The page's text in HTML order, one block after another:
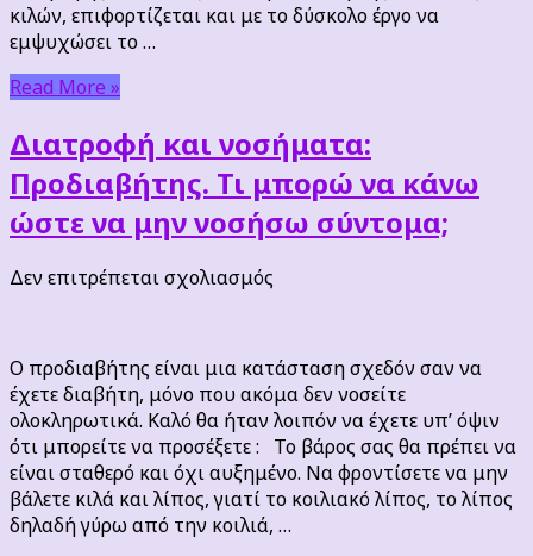
που
κιλών, επιφορτίζεται και με το δύσκολο έργο να
εμψυχώσει το …
Read More »
Διατροφή και νοσήματα:
Προδιαβήτης. Τι μπορώ να κάνω
ώστε να μην νοσήσω σύντομα;
Δεν επιτρέπεται σχολιασμός
νοσήματα:
Προδιαβήτης.
Τι
μπορώ
να
κάνω
ώστε
να
Ο προδιαβήτης είναι μια κατάσταση σχεδόν σαν να
έχετε διαβήτη, μόνο που ακόμα δεν νοσείτε
ολοκληρωτικά. Καλό θα ήταν λοιπόν να έχετε υπ’ όψιν
ότι μπορείτε να προσέξετε : Το βάρος σας θα πρέπει να
είναι σταθερό και όχι αυξημένο. Να φροντίσετε να μην
βάλετε κιλά και λίπος, γιατί το κοιλιακό λίπος, το λίπος
δηλαδή γύρω από την κοιλιά, …